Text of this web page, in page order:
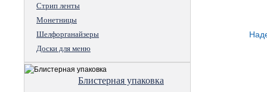
Стрип ленты
Монетницы
Шелфорганайзеры
Доски для меню
Блистерная упаковка